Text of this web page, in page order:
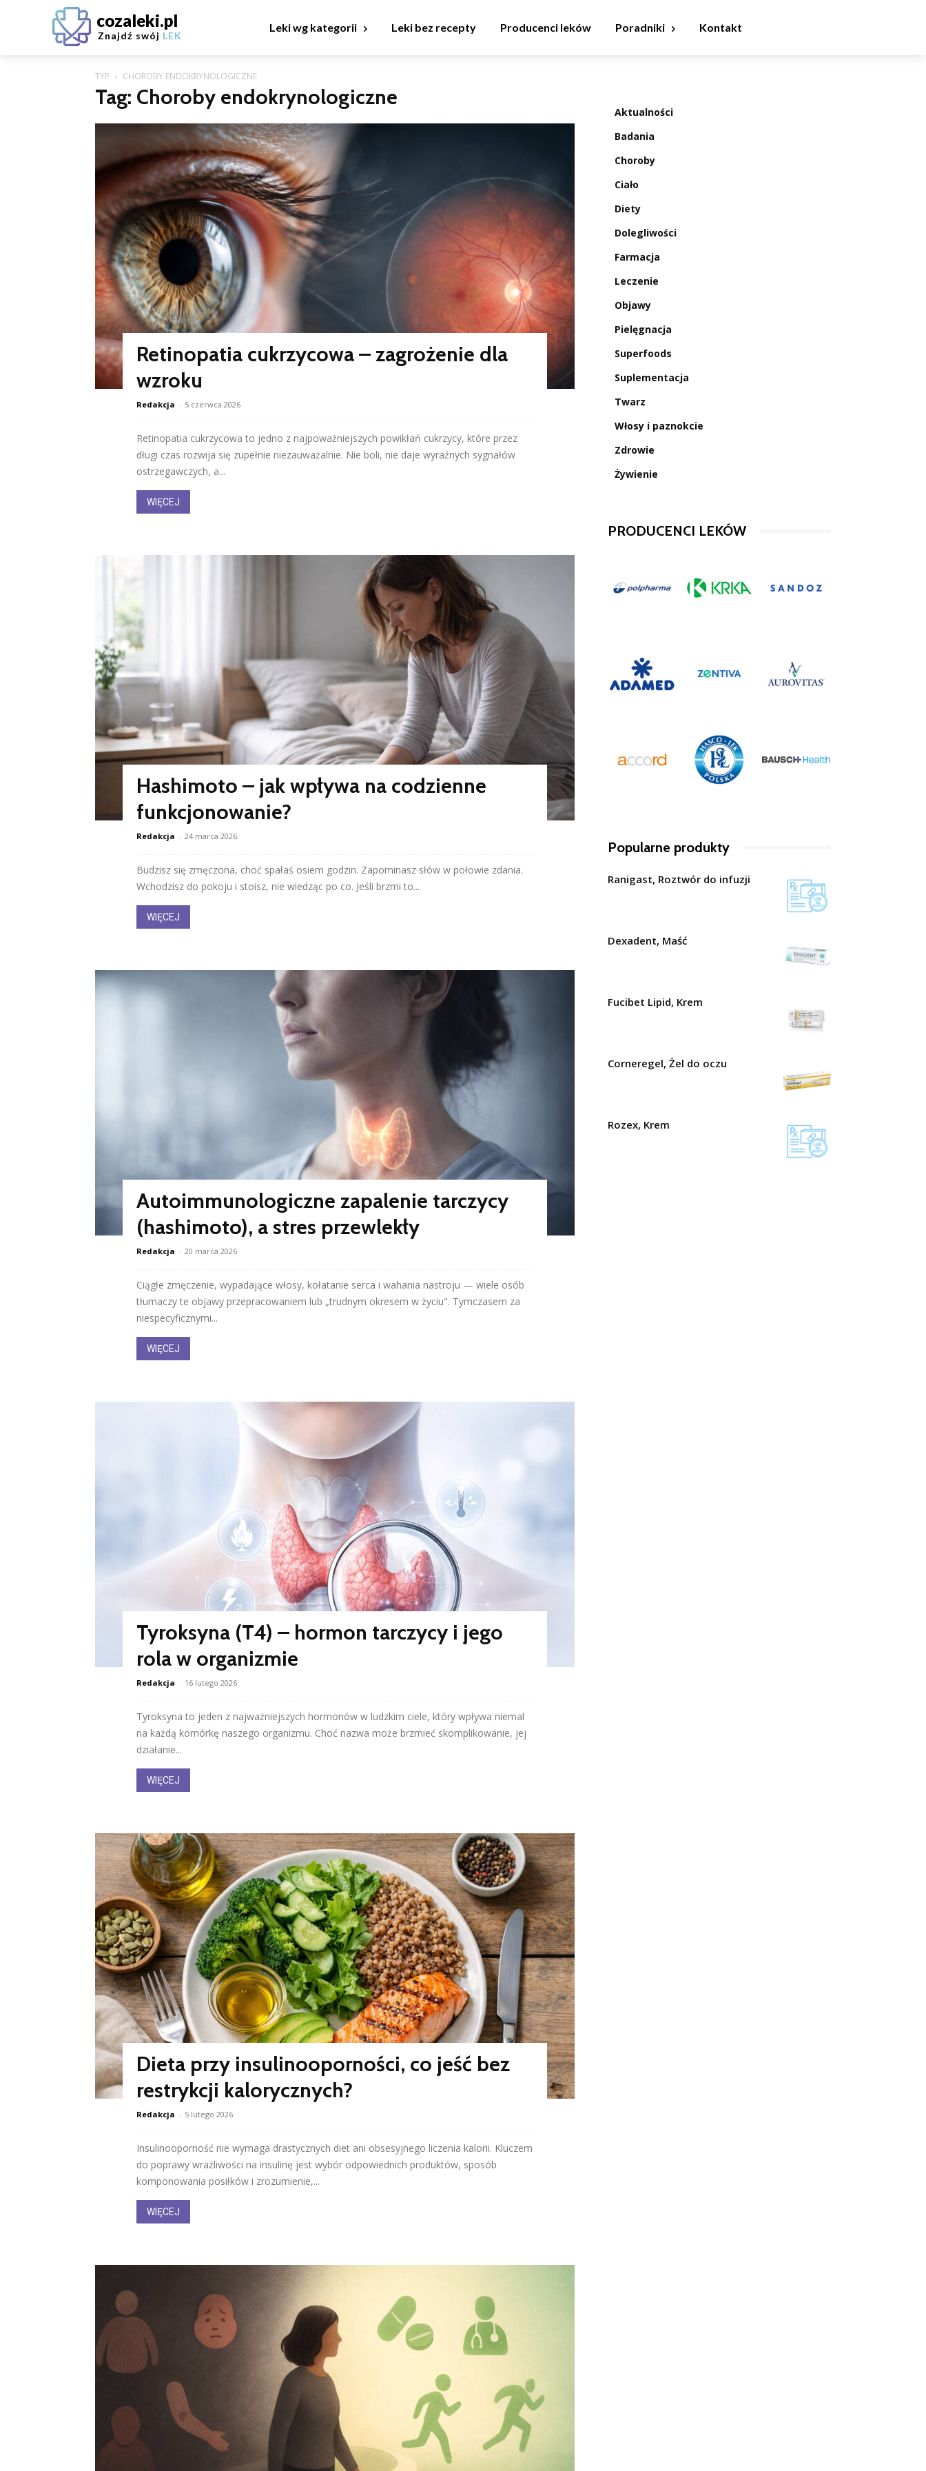
cozaleki.pl
Znajdź swój LEK
Leki wg kategorii Leki bez recepty Producenci leków Poradniki Kontakt
TYP CHOROBY ENDOKRYNOLOGICZNE
Tag: Choroby endokrynologiczne
Retinopatia cukrzycowa – zagrożenie dla
wzroku
Redakcja - 5 czerwca 2026
Retinopatia cukrzycowa to jedno z najpoważniejszych powikłań cukrzycy, które przez
długi czas rozwija się zupełnie niezauważalnie. Nie boli, nie daje wyraźnych sygnałów
ostrzegawczych, a...
WIĘCEJ
Hashimoto – jak wpływa na codzienne
funkcjonowanie?
Redakcja - 24 marca 2026
Budzisz się zmęczona, choć spałaś osiem godzin. Zapominasz słów w połowie zdania.
Wchodzisz do pokoju i stoisz, nie wiedząc po co. Jeśli brzmi to...
WIĘCEJ
Autoimmunologiczne zapalenie tarczycy
(hashimoto), a stres przewlekły
Redakcja - 20 marca 2026
Ciągłe zmęczenie, wypadające włosy, kołatanie serca i wahania nastroju — wiele osób
tłumaczy te objawy przepracowaniem lub „trudnym okresem w życiu". Tymczasem za
niespecyficznymi...
WIĘCEJ
Tyroksyna (T4) – hormon tarczycy i jego
rola w organizmie
Redakcja - 16 lutego 2026
Tyroksyna to jeden z najważniejszych hormonów w ludzkim ciele, który wpływa niemal
na każdą komórkę naszego organizmu. Choć nazwa może brzmieć skomplikowanie, jej
działanie...
WIĘCEJ
Dieta przy insulinooporności, co jeść bez
restrykcji kalorycznych?
Redakcja - 5 lutego 2026
Insulinooporność nie wymaga drastycznych diet ani obsesyjnego liczenia kalorii. Kluczem
do poprawy wrażliwości na insulinę jest wybór odpowiednich produktów, sposób
komponowania posiłków i zrozumienie,...
WIĘCEJ
Aktualności
Badania
Choroby
Ciało
Diety
Dolegliwości
Farmacja
Leczenie
Objawy
Pielęgnacja
Superfoods
Suplementacja
Twarz
Włosy i paznokcie
Zdrowie
Żywienie
PRODUCENCI LEKÓW
Popularne produkty
Ranigast, Roztwór do infuzji
Dexadent, Maść
Fucibet Lipid, Krem
Corneregel, Żel do oczu
Rozex, Krem